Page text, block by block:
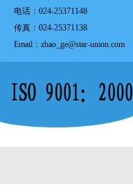
电话：024-25371148
传真：024-25371138
Email： zhao_ge@star-union.com